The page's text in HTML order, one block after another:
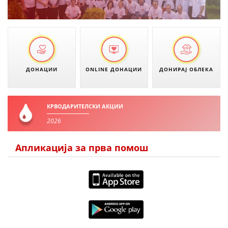
MЕЃУНАРОДНО ХУМАНИТАРНО ПРАВО
ПРОМОЦИЈА НА ХУМАНИ ВРЕДНОСТИ
УПОТРЕБА И ЗАШТИТА НА АМБЛЕМОТ
КАКО ДА ДОНИРАТЕ
ПОДГОТВЕНОСТ И ДЕЈСТВО ПРИ КАТАСТРОФИ
ОДНОСИ СО ЈАВНОСТ
ИСТРАЖУВАЊЕ НА ЈАВНО МИСЛЕЊЕ
ДОГОВОРИ
ДОНАЦИИ ONLINE ДОНАЦИИ ДОНИРАЈ ОБЛЕКА
КРВОДАРИТЕЛСКИ АКЦИИ
2026
Апликација за прва помош